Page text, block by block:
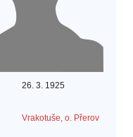
26. 3. 1925
Vrakotuše, o. Přerov